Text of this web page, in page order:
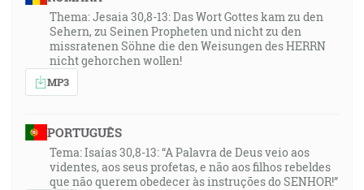
Thema: Jesaia 30,8-13: Das Wort Gottes kam zu den
Sehern, zu Seinen Propheten und nicht zu den
missratenen Söhne die den Weisungen des HERRN
nicht gehorchen wollen!
MP3
PORTUGUÊS
Tema: Isaías 30,8-13: “A Palavra de Deus veio aos
videntes, aos seus profetas, e não aos filhos rebeldes
que não querem obedecer às instruções do SENHOR!”